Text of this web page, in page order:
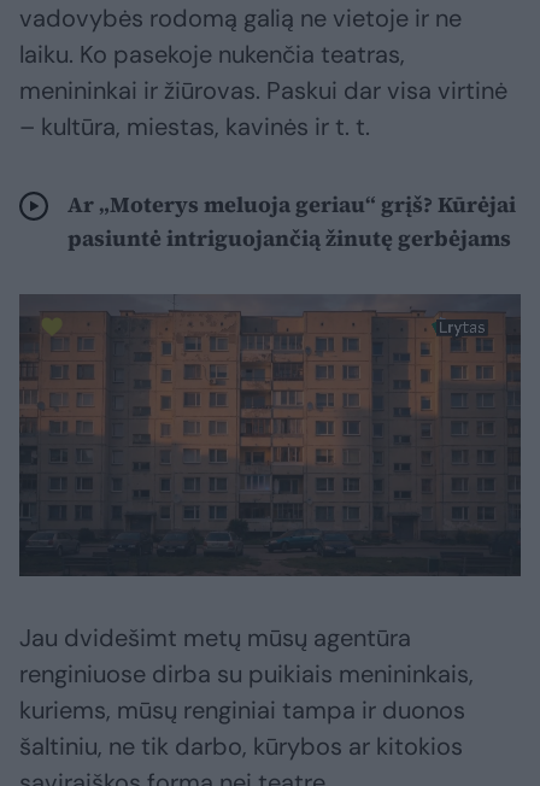
vadovybės rodomą galią ne vietoje ir ne
laiku. Ko pasekoje nukenčia teatras,
menininkai ir žiūrovas. Paskui dar visa virtinė
– kultūra, miestas, kavinės ir t. t.
Ar „Moterys meluoja geriau“ grįš? Kūrėjai
pasiuntė intriguojančią žinutę gerbėjams
Jau dvidešimt metų mūsų agentūra
renginiuose dirba su puikiais menininkais,
kuriems, mūsų renginiai tampa ir duonos
šaltiniu, ne tik darbo, kūrybos ar kitokios